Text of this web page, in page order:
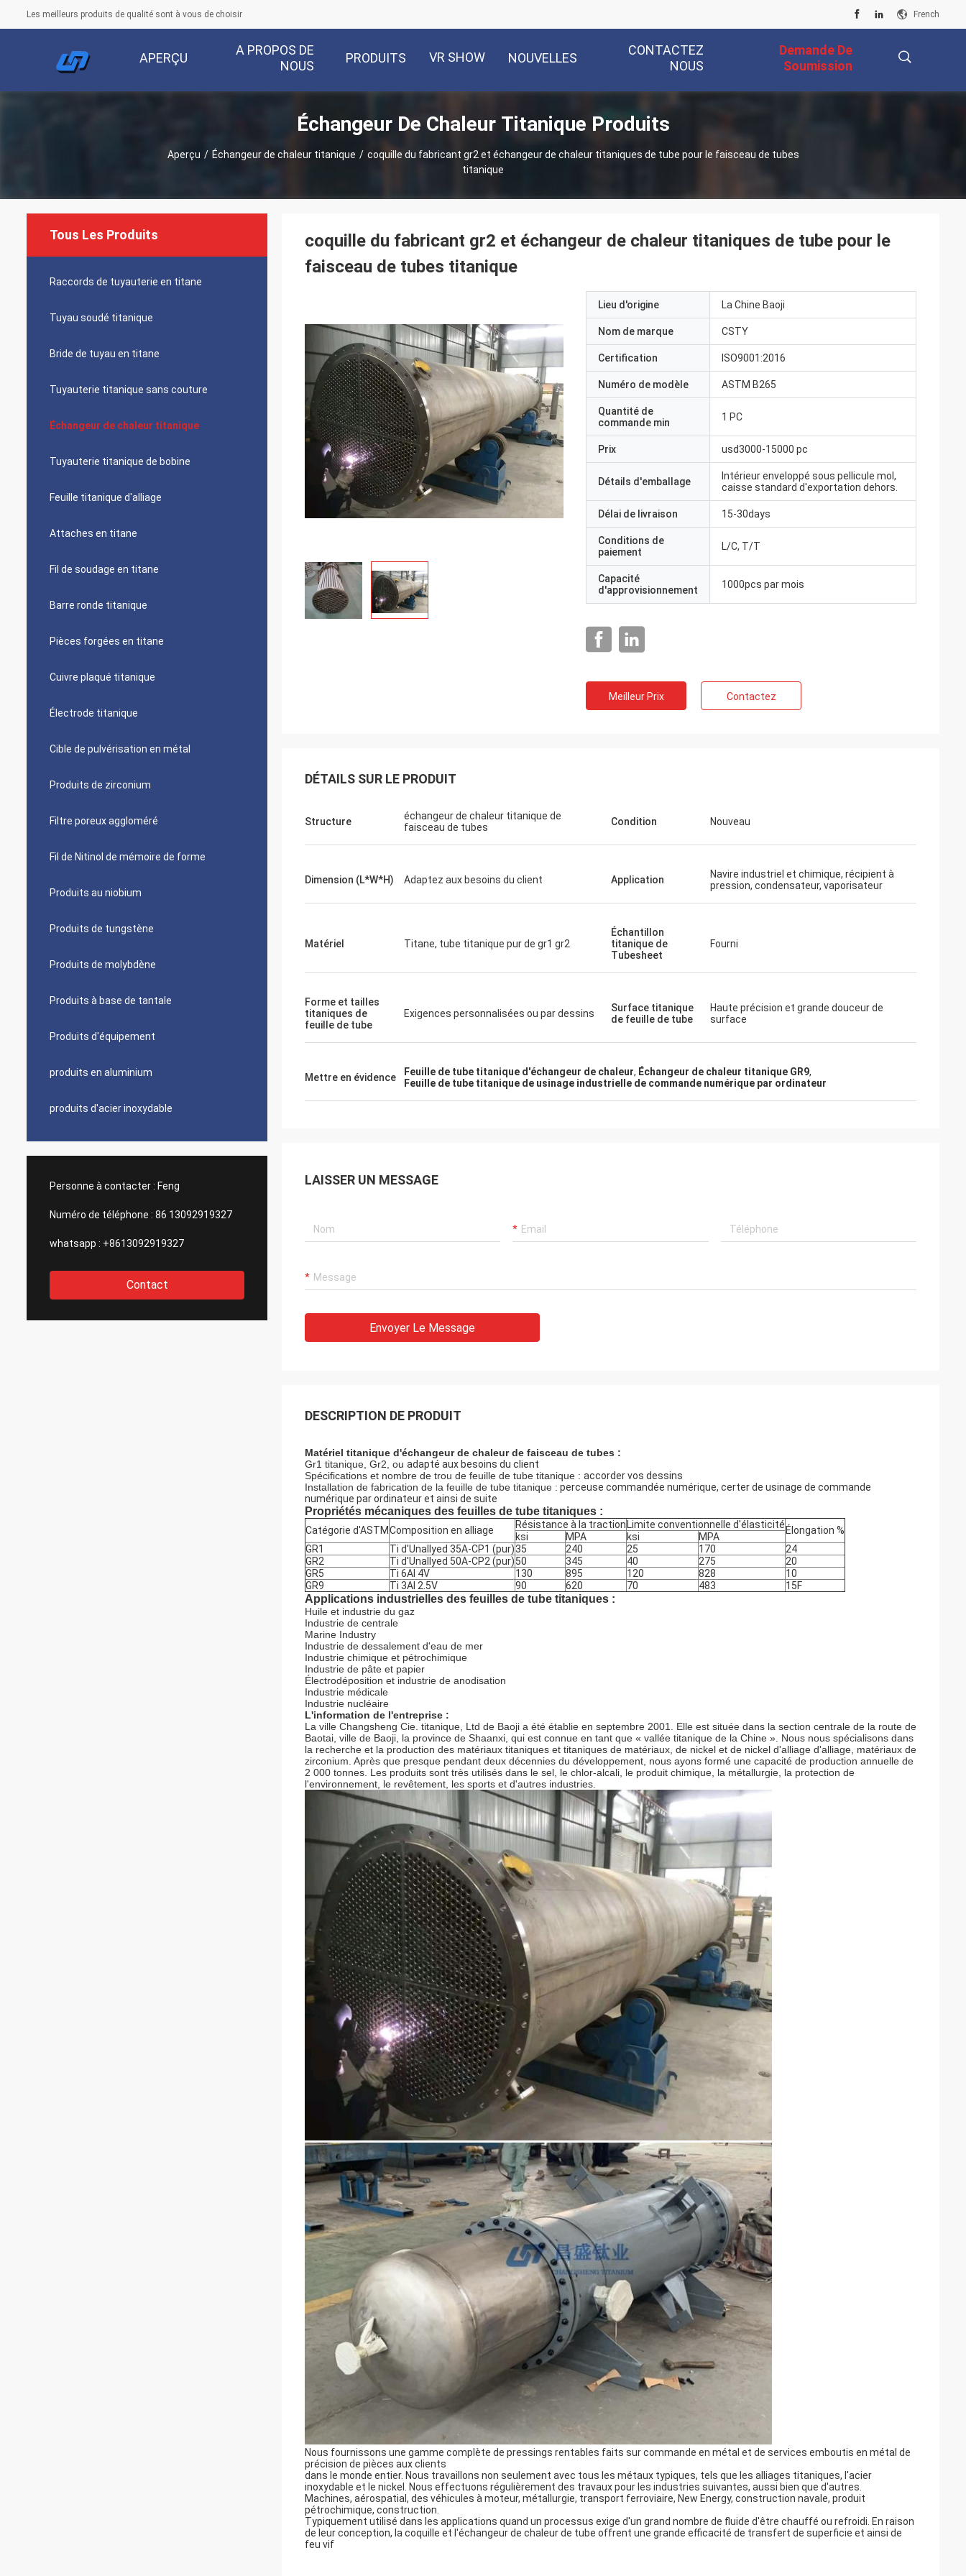
Les meilleurs produits de qualité sont à vous de choisir French
APERÇU
A PROPOS DE
NOUS
PRODUITS VR SHOW NOUVELLES
CONTACTEZ
NOUS
Demande De
Soumission
Échangeur De Chaleur Titanique Produits
Aperçu / Échangeur de chaleur titanique / coquille du fabricant gr2 et échangeur de chaleur titaniques de tube pour le faisceau de tubes
titanique
Tous Les Produits
Raccords de tuyauterie en titane
Tuyau soudé titanique
Bride de tuyau en titane
Tuyauterie titanique sans couture
Échangeur de chaleur titanique
Tuyauterie titanique de bobine
Feuille titanique d'alliage
Attaches en titane
Fil de soudage en titane
Barre ronde titanique
Pièces forgées en titane
Cuivre plaqué titanique
Électrode titanique
Cible de pulvérisation en métal
Produits de zirconium
Filtre poreux aggloméré
Fil de Nitinol de mémoire de forme
Produits au niobium
Produits de tungstène
Produits de molybdène
Produits à base de tantale
Produits d'équipement
produits en aluminium
produits d'acier inoxydable
Personne à contacter : Feng
Numéro de téléphone : 86 13092919327
whatsapp : +8613092919327
Contact
coquille du fabricant gr2 et échangeur de chaleur titaniques de tube pour le
faisceau de tubes titanique
Lieu d'origine La Chine Baoji
Nom de marque CSTY
Certification ISO9001:2016
Numéro de modèle ASTM B265
Quantité de
commande min
1 PC
Prix usd3000-15000 pc
Détails d'emballage
Intérieur enveloppé sous pellicule mol,
caisse standard d'exportation dehors.
Délai de livraison 15-30days
Conditions de
paiement
L/C, T/T
Capacité
d'approvisionnement
1000pcs par mois
Meilleur Prix Contactez
DÉTAILS SUR LE PRODUIT
Structure
échangeur de chaleur titanique de
faisceau de tubes
Condition Nouveau
Dimension (L*W*H) Adaptez aux besoins du client Application
Navire industriel et chimique, récipient à
pression, condensateur, vaporisateur
Matériel Titane, tube titanique pur de gr1 gr2
Échantillon
titanique de
Tubesheet
Fourni
Forme et tailles
titaniques de
feuille de tube
Exigences personnalisées ou par dessins
Surface titanique
de feuille de tube
Haute précision et grande douceur de
surface
Mettre en évidence Feuille de tube titanique d'échangeur de chaleur, Échangeur de chaleur titanique GR9,
Feuille de tube titanique de usinage industrielle de commande numérique par ordinateur
LAISSER UN MESSAGE
Envoyer Le Message
DESCRIPTION DE PRODUIT
Matériel titanique d'échangeur de chaleur de faisceau de tubes :
Gr1 titanique, Gr2, ou adapté aux besoins du client
Spécifications et nombre de trou de feuille de tube titanique : accorder vos dessins
Installation de fabrication de la feuille de tube titanique : perceuse commandée numérique, certer de usinage de commande
numérique par ordinateur et ainsi de suite
Propriétés mécaniques des feuilles de tube titaniques :
Catégorie d'ASTMComposition en alliage Résistance à la traction Limite conventionnelle d'élasticité Élongation %
ksi MPA ksi
MPA
GR1
Ti d'Unallyed 35A-CP1 (pur)35 240 25 170
24
GR2
Ti d'Unallyed 50A-CP2 (pur)50 345 40 275
20
GR5
Ti 6Al 4V 130 895 120 828
10
GR9
Ti 3AI 2.5V 90 620 70 483 15F
Applications industrielles des feuilles de tube titaniques :
Huile et industrie du gaz
Industrie de centrale
Marine Industry
Industrie de dessalement d'eau de mer
Industrie chimique et pétrochimique
Industrie de pâte et papier
Électrodéposition et industrie de anodisation
Industrie médicale
Industrie nucléaire
L'information de l'entreprise :
La ville Changsheng Cie. titanique, Ltd de Baoji a été établie en septembre 2001. Elle est située dans la section centrale de la route de
Baotai, ville de Baoji, la province de Shaanxi, qui est connue en tant que « vallée titanique de la Chine ». Nous nous spécialisons dans
la recherche et la production des matériaux titaniques et titaniques de matériaux, de nickel et de nickel d'alliage d'alliage, matériaux de
zirconium. Après que presque pendant deux décennies du développement, nous ayons formé une capacité de production annuelle de
2 000 tonnes. Les produits sont très utilisés dans le sel, le chlor-alcali, le produit chimique, la métallurgie, la protection de
l'environnement, le revêtement, les sports et d'autres industries.
Nous fournissons une gamme complète de pressings rentables faits sur commande en métal et de services emboutis en métal de
précision de pièces aux clients
dans le monde entier. Nous travaillons non seulement avec tous les métaux typiques, tels que les alliages titaniques, l'acier
inoxydable et le nickel. Nous effectuons régulièrement des travaux pour les industries suivantes, aussi bien que d'autres.
Machines, aérospatial, des véhicules à moteur, métallurgie, transport ferroviaire, New Energy, construction navale, produit
pétrochimique, construction.
Typiquement utilisé dans les applications quand un processus exige d'un grand nombre de fluide d'être chauffé ou refroidi. En raison
de leur conception, la coquille et l'échangeur de chaleur de tube offrent une grande efficacité de transfert de superficie et ainsi de
feu vif